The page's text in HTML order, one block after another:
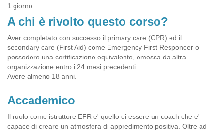
1 giorno
A chi è rivolto questo corso?
Aver completato con successo il primary care (CPR) ed il
secondary care (First Aid) come Emergency First Responder o
possedere una certificazione equivalente, emessa da altra
organizzazione entro i 24 mesi precedenti.
Avere almeno 18 anni.
Accademico
Il ruolo come istruttore EFR e' quello di essere un coach che e'
capace di creare un atmosfera di appredimento positiva. Oltre ad